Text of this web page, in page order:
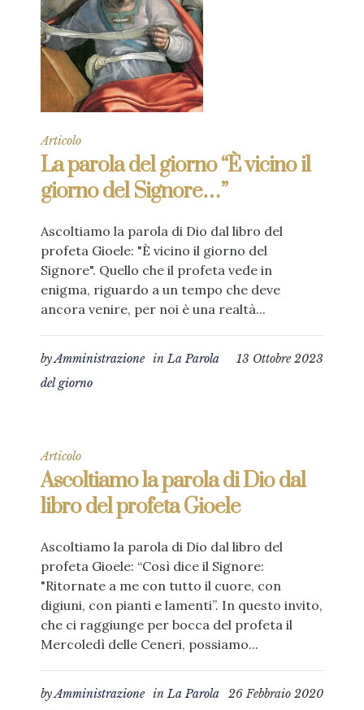
Articolo
La parola del giorno “È vicino il
giorno del Signore…”
Ascoltiamo la parola di Dio dal libro del
profeta Gioele: "È vicino il giorno del
Signore". Quello che il profeta vede in
enigma, riguardo a un tempo che deve
ancora venire, per noi è una realtà...
13 Ottobre 2023
byAmministrazione inLa Parola
del giorno
Articolo
Ascoltiamo la parola di Dio dal
libro del profeta Gioele
Ascoltiamo la parola di Dio dal libro del
profeta Gioele: “Così dice il Signore:
"Ritornate a me con tutto il cuore, con
digiuni, con pianti e lamenti”. In questo invito,
che ci raggiunge per bocca del profeta il
Mercoledì delle Ceneri, possiamo...
26 Febbraio 2020
byAmministrazione inLa Parola